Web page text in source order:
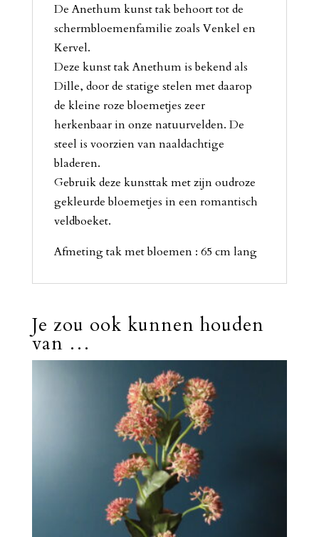
De Anethum kunst tak behoort tot de
schermbloemenfamilie zoals Venkel en
Kervel.
Deze kunst tak Anethum is bekend als
Dille, door de statige stelen met daarop
de kleine roze bloemetjes zeer
herkenbaar in onze natuurvelden. De
steel is voorzien van naaldachtige
bladeren.
Gebruik deze kunsttak met zijn oudroze
gekleurde bloemetjes in een romantisch
veldboeket.
Afmeting tak met bloemen : 65 cm lang
Je zou ook kunnen houden
van …